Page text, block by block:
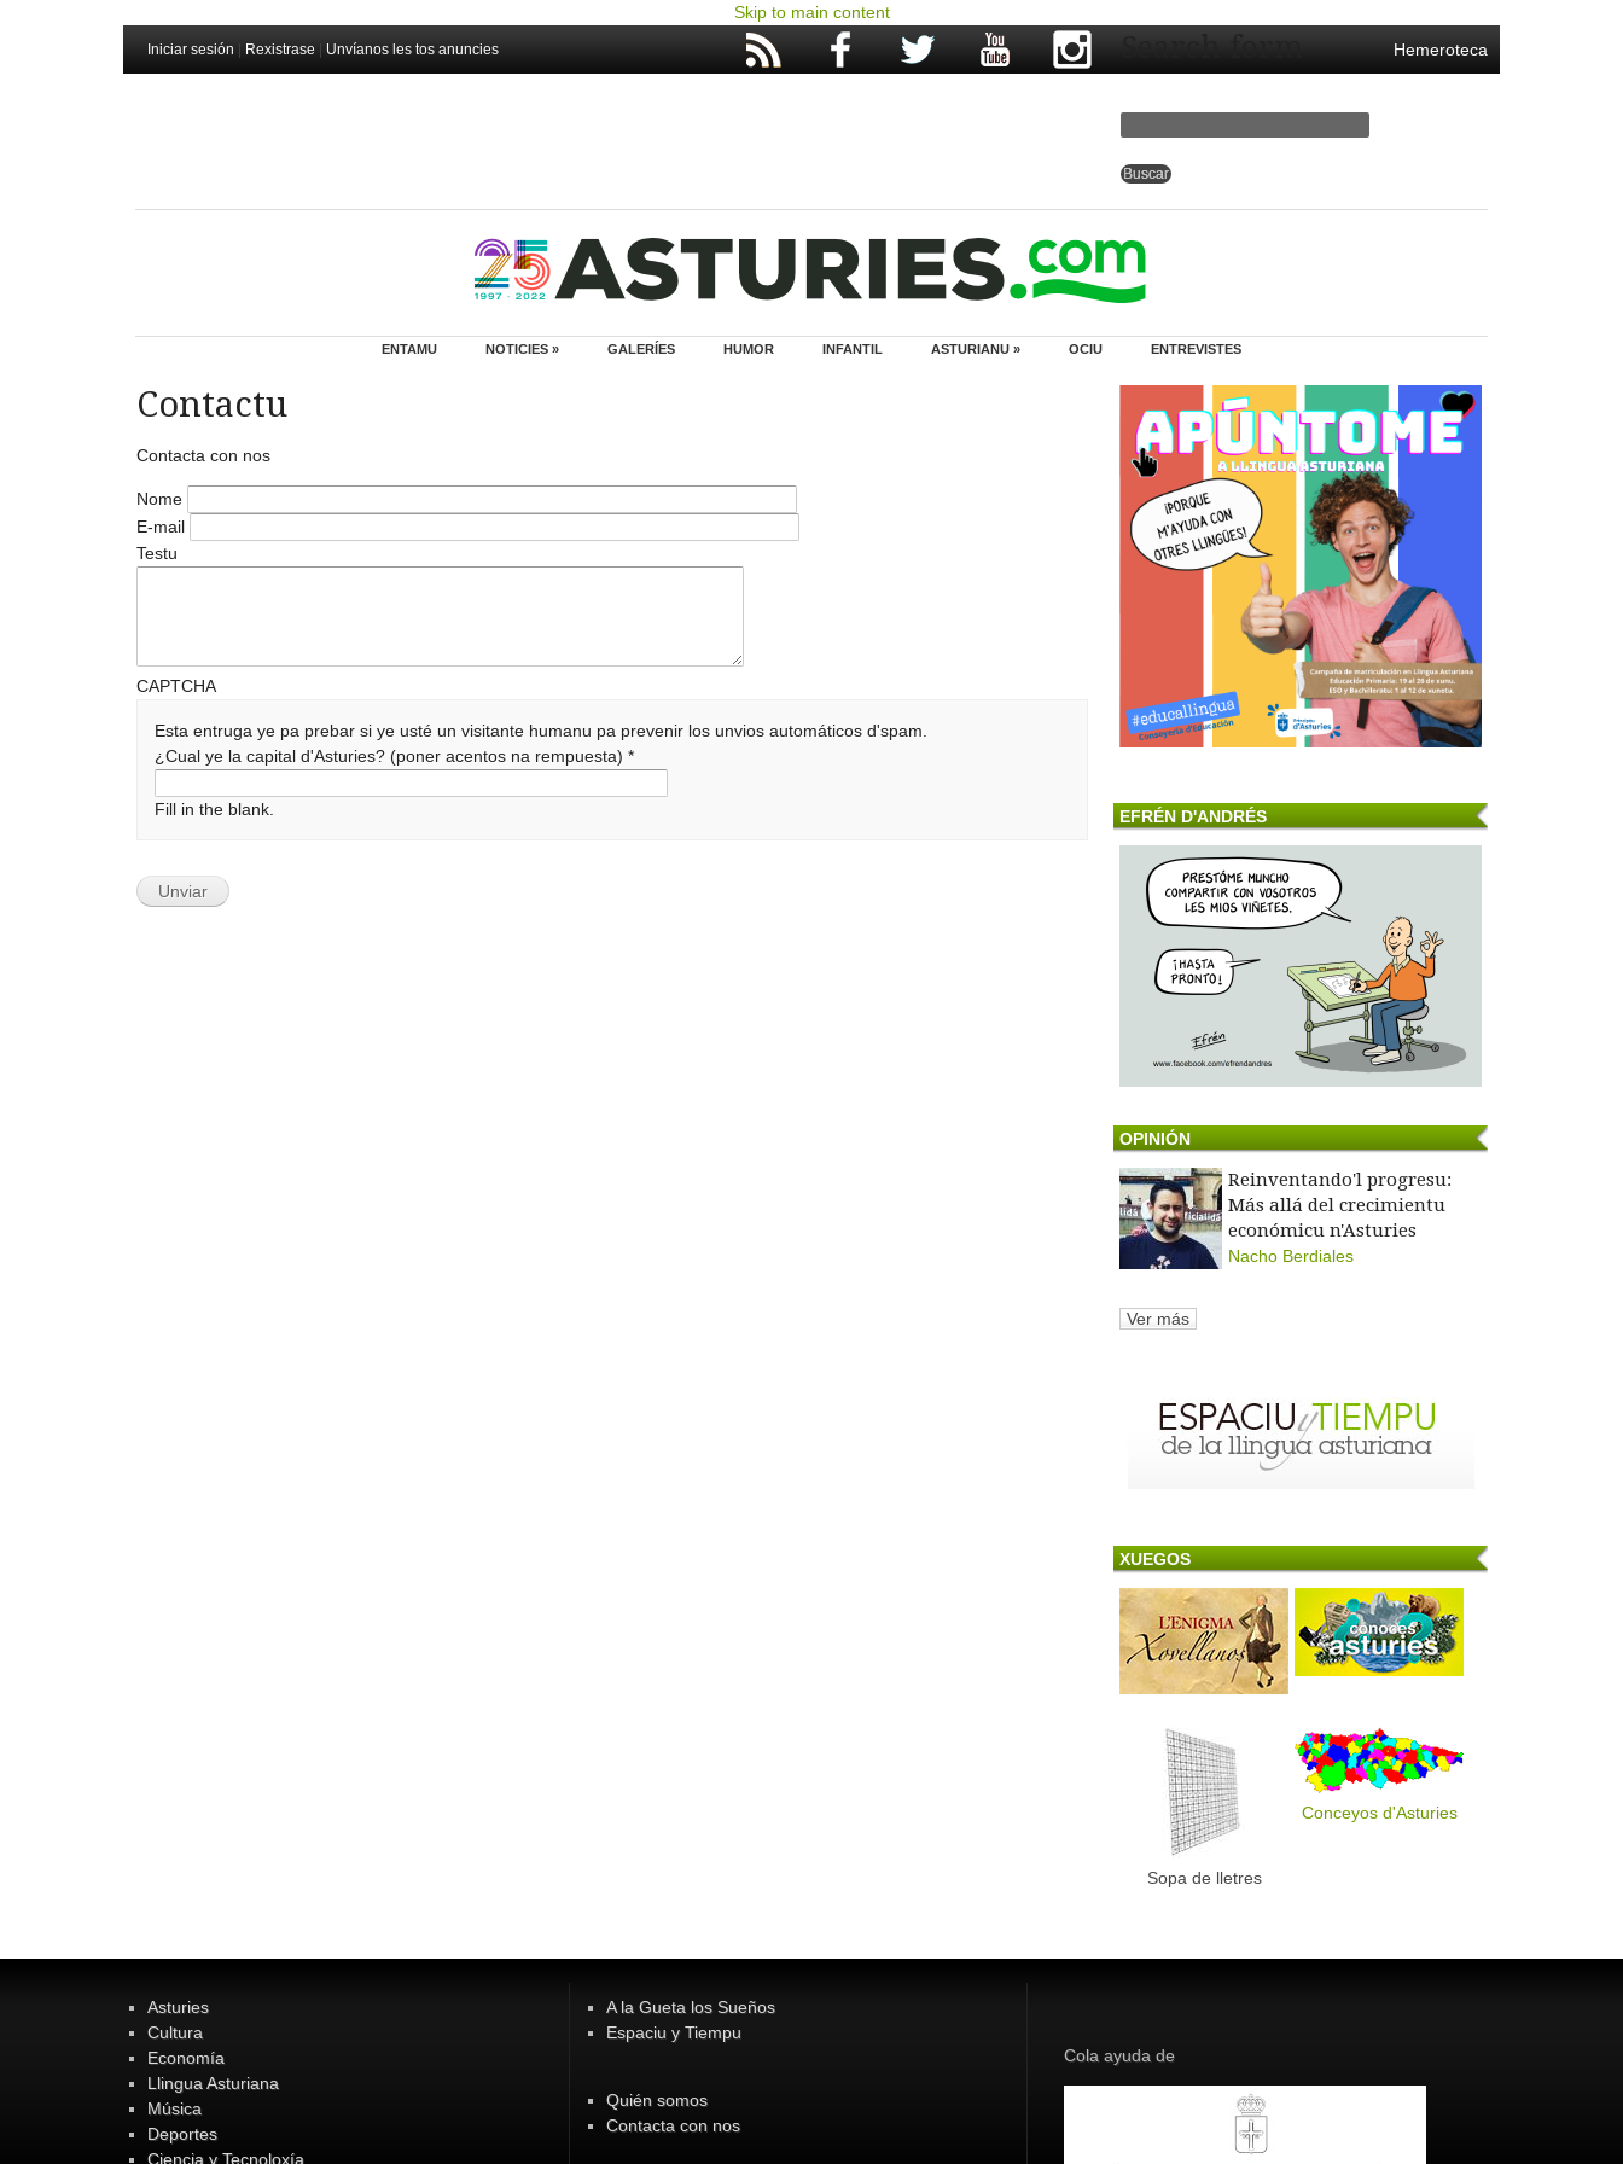
Skip to main content
Iniciar sesión Rexistrase Unvíanos les tos anuncies Hemeroteca
Search form
ENTAMU NOTICIES » GALERÍES HUMOR INFANTIL ASTURIANU » OCIU ENTREVISTES
Contactu
Contacta con nos
Nome
E-mail
Testu
CAPTCHA
Esta entruga ye pa prebar si ye usté un visitante humanu pa prevenir los unvios automáticos d'spam.
¿Cual ye la capital d'Asturies? (poner acentos na rempuesta)*
Fill in the blank. EFRÉN D'ANDRÉS
OPINIÓN
Reinventando'l progresu:
Más allá del crecimientu
económicu n'Asturies
Nacho Berdiales
Ver más
XUEGOS
Sopa de lletres
Conceyos d'Asturies
Asturies
Cultura
Economía
Llingua Asturiana
Música
Deportes
Ciencia y Tecnoloxía
A la Gueta los Sueños
Espaciu y Tiempu
Quién somos
Contacta con nos
Cola ayuda de